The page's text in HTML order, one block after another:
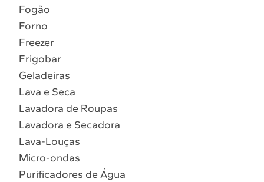
Localizar assistência técnica
9º Lava Seca
Fogão
Forno
Freezer
Frigobar
Geladeiras
Lava e Seca
Lavadora de Roupas
Lavadora e Secadora
Lava-Louças
Micro-ondas
Purificadores de Água